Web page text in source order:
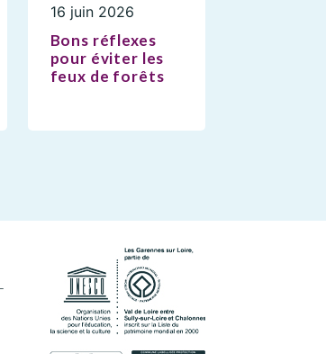
16 juin 2026
Bons réflexes
pour éviter les
feux de forêts